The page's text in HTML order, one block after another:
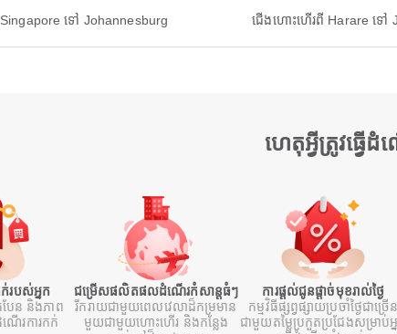
ទៅ Johannesburg ជើងហោះហើរពី Harare ទៅ
ហេតុអ្វីត្រូវធ្វ
របស់អ្នក
ែន និងភាព
ើរការកក់
ជម្រើសផលិតផលដំណើរកំសាន្តធំៗ
រីករាយជាមួយពេលវេលាដ៏កម្រមាន
មួយជាមួយហោះហើរ និងកន្លែង
ការផ្តល់ជូនផ្តាច់មុខរាល់ថ្ងៃ
កម្មវិធីផ្សព្វផ្សាយប្រចាំថ្ងៃជាច្រើន
ជាមួយតម្លៃប្រកួតប្រជែងសម្រាប់អ្